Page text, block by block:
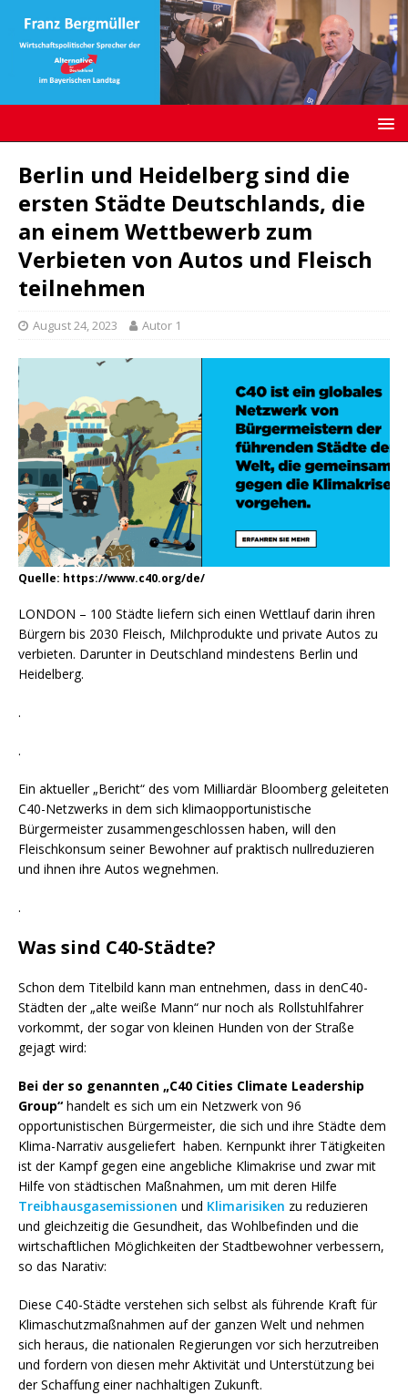
Berlin und Heidelberg sind die
ersten Städte Deutschlands, die
an einem Wettbewerb zum
Verbieten von Autos und Fleisch
teilnehmen
August 24, 2023 Autor 1
Quelle: https://www.c40.org/de/
LONDON – 100 Städte liefern sich einen Wettlauf darin ihren
Bürgern bis 2030 Fleisch, Milchprodukte und private Autos zu
verbieten. Darunter in Deutschland mindestens Berlin und
Heidelberg.
.
.
Ein aktueller „Bericht“ des vom Milliardär Bloomberg geleiteten
C40-Netzwerks in dem sich klimaopportunistische
Bürgermeister zusammengeschlossen haben, will den
Fleischkonsum seiner Bewohner auf praktisch nullreduzieren
und ihnen ihre Autos wegnehmen.
.
Was sind C40-Städte?
Schon dem Titelbild kann man entnehmen, dass in denC40-
Städten der „alte weiße Mann“ nur noch als Rollstuhlfahrer
vorkommt, der sogar von kleinen Hunden von der Straße
gejagt wird:
Bei der so genannten „C40 Cities Climate Leadership
Group“ handelt es sich um ein Netzwerk von 96
opportunistischen Bürgermeister, die sich und ihre Städte dem
Klima-Narrativ ausgeliefert haben. Kernpunkt ihrer Tätigkeiten
ist der Kampf gegen eine angebliche Klimakrise und zwar mit
Hilfe von städtischen Maßnahmen, um mit deren Hilfe
Treibhausgasemissionen und Klimarisiken zu reduzieren
und gleichzeitig die Gesundheit, das Wohlbefinden und die
wirtschaftlichen Möglichkeiten der Stadtbewohner verbessern,
so das Narativ:
Diese C40-Städte verstehen sich selbst als führende Kraft für
Klimaschutzmaßnahmen auf der ganzen Welt und nehmen
sich heraus, die nationalen Regierungen vor sich herzutreiben
und fordern von diesen mehr Aktivität und Unterstützung bei
der Schaffung einer nachhaltigen Zukunft.